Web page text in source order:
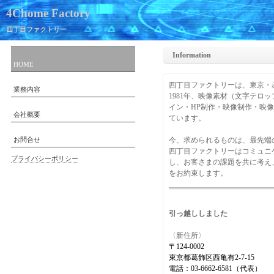
4Chome Factory
四丁目ファクトリー
Information
四丁目ファクトリーは、東京
1981年、映像素材（文字テロ
イン・HP制作・映像制作・映
ています。
今、求められるものは、最先
四丁目ファクトリーはコミュ
し、お客さまの課題を共に考
をお約束します。
引っ越ししました
〈新住所〉
〒124-0002
東京都葛飾区西亀有2-7-15
電話：03-6662-6581（代表）
HOME
業務内容
会社概要
お問合せ
プライバシーポリシー